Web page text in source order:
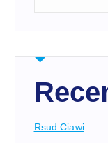
Rsud Ciawi